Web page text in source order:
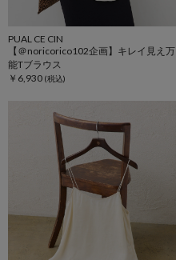
PUAL CE CIN
【＠noricorico102企画】キレイ見え万
能Tブラウス
￥6,930